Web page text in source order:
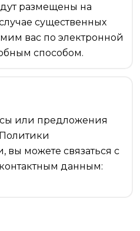
размещены на
существенных
вас по электронной
способом.
или предложения
можете связаться с
данным: